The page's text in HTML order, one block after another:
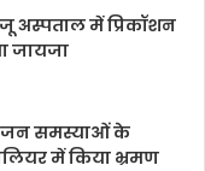
अस्पताल में प्रिकॉशन
जायजा
ने जन समस्याओं के
में किया भ्रमण